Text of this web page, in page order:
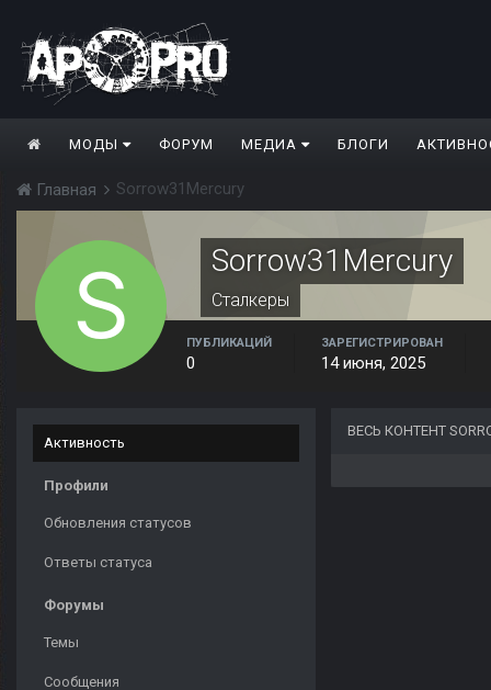
МОДЫ ФОРУМ МЕДИА БЛОГИ
Главная Sorrow31Mercury
Sorrow31Mercury
Сталкеры
ПУБЛИКАЦИЙ
0
ЗАРЕГИСТРИРОВАН
14 июня, 2025
Активность
Профили
Обновления статусов
Ответы статуса
Форумы
Темы
Сообщения
ВЕСЬ КОНТЕНТ